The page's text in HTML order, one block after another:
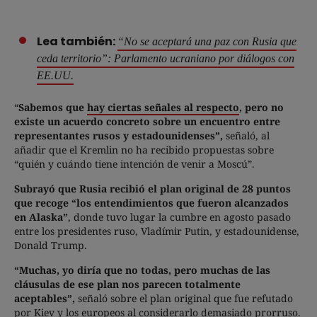
Lea también: “No se aceptará una paz con Rusia que
ceda territorio”: Parlamento ucraniano por diálogos con
EE.UU.
“Sabemos que hay ciertas señales al respecto, pero no
existe un acuerdo concreto sobre un encuentro entre
representantes rusos y estadounidenses”, señaló, al
añadir que el Kremlin no ha recibido propuestas sobre
“quién y cuándo tiene intención de venir a Moscú”.
Subrayó que Rusia recibió el plan original de 28 puntos
que recoge “los entendimientos que fueron alcanzados
en Alaska”, donde tuvo lugar la cumbre en agosto pasado
entre los presidentes ruso, Vladímir Putin, y estadounidense,
Donald Trump.
“Muchas, yo diría que no todas, pero muchas de las
cláusulas de ese plan nos parecen totalmente
aceptables”, señaló sobre el plan original que fue refutado
por Kiev y los europeos al considerarlo demasiado prorruso.